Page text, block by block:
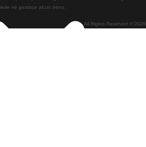
Treni Da Lisbon A Braga
Treni Da Braga A Lisbona All Rights Reserved © 2026
né gestisce alcun treno.